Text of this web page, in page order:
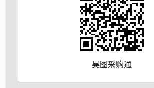
昊图采购通